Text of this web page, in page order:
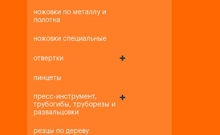
ножовки по металлу и
полотна
ножовки специальные
отвертки
пинцеты
пресс-инструмент,
трубогибы, труборезы и
развальцовки
резцы по дереву